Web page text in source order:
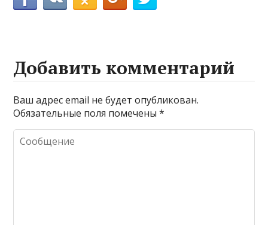
Добавить комментарий
Ваш адрес email не будет опубликован.
Обязательные поля помечены*